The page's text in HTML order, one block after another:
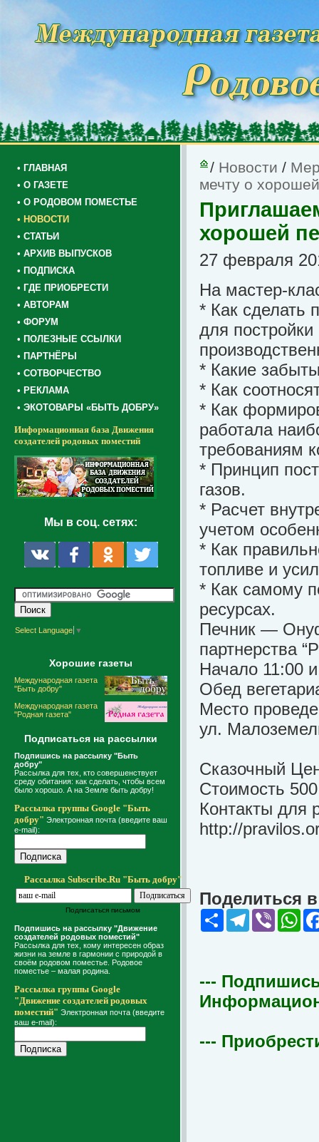
• ГЛАВНАЯ
• О ГАЗЕТЕ
• О РОДОВОМ ПОМЕСТЬЕ
• НОВОСТИ
• СТАТЬИ
• АРХИВ ВЫПУСКОВ
• ПОДПИСКА
• ГДЕ ПРИОБРЕСТИ
• АВТОРАМ
• ФОРУМ
• ПОЛЕЗНЫЕ ССЫЛКИ
• ПАРТНЁРЫ
• СОТВОРЧЕСТВО
• РЕКЛАМА
• ЭКОТОВАРЫ «БЫТЬ ДОБРУ»
Информационная база Движения
создателей родовых поместий
Мы в соц. сетях:
Select Language ▼
Хорошие газеты
Международная газета
"Быть добру"
Международная газета
"Родная газета"
Подписаться на рассылки
Подпишись на рассылку "Быть
добру"
Рассылка для тех, кто совершенствует
среду обитания: как сделать, чтобы всем
было хорошо. А на Земле быть добру!
Рассылка группы Google "Быть
добру" Электронная почта (введите ваш
e-mail):
Рассылка Subscribe.Ru "Быть добру"
Подписаться письмом
Подпишись на рассылку "Движение
создателей родовых поместий"
Рассылка для тех, кому интересен образ
жизни на земле в гармонии с природой в
своём родовом поместье. Родовое
поместье – малая родина.
Рассылка группы Google
"Движение создателей родовых
поместий" Электронная почта (введите
ваш e-mail):
/ Новости /
мечту о
хорошей
27 февраля
На мастер-
* Как сделать
для
* Какие
* Как
* Как
работала
требованиям
* Принцип
газов.
* Расчет
учетом
* Как
топливе и
* Как самому
ресурсах.
Печник —
партнерства
Начало 11:00
Обед
Место
ул.
Сказочный
Стоимость
Контакты для
http://
Поделиться
Share Telegram
Viber
---
---